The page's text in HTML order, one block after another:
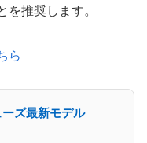
推奨します。
ら
ズ最新モデル